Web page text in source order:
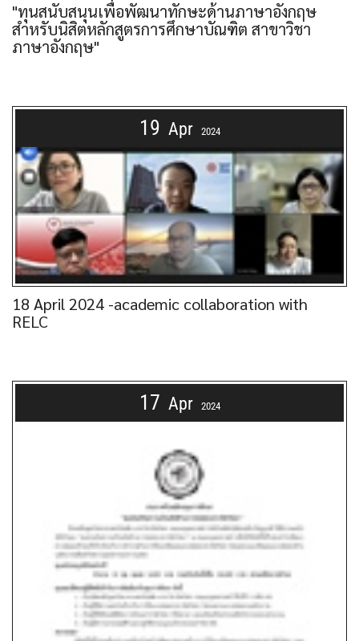
"ทุนสนับสนุนเพื่อพัฒนาทักษะด้านภาษาอังกฤษ
สำหรับนิสิตหลักสูตรการศึกษาบัณฑิต สาขาวิชา
ภาษาอังกฤษ"
19 Apr 2024
18 April 2024 -academic collaboration with
RELC
17 Apr 2024